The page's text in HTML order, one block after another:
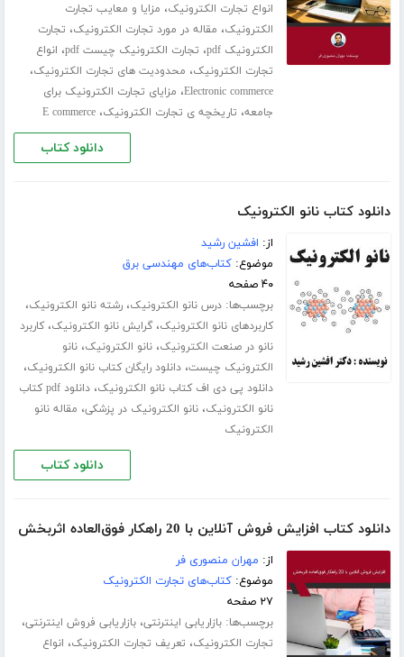
انواع تجارت الکترونیک، مزایا و معایب تجارت
الکترونیک، مقاله در مورد تجارت الکترونیک، تجارت
الکترونیک pdf
، تجارت الکترونیک چیست pdf ، انواع
تجارت الکترونیک، محدودیت های تجارت الکترونیک،
Electronic commerce، مزایای تجارت الکترونیک برای
جامعه، تاریخچه ی تجارت الکترونیک،E commerce
دانلود کتاب
دانلود کتاب نانو الکترونیک
از: افشین رشید
موضوع:کتاب‌های مهندسی برق
۴۰ صفحه
برچسب‌ها:درس نانو الکترونیک،رشته نانو الکترونیک،
کاربردهای نانو الکترونیک،گرایش نانو الکترونیک،کاربرد
نانو در صنعت الکترونیک،نانو الکترونیک،نانو
الکترونیک چیست،دانلود رایگان کتاب نانو الکترونیک،
دانلود پی دی اف کتاب نانو الکترونیک،
دانلود pdf کتاب
نانو الکترونیک،نانو الکترونیک در پزشکی، مقاله نانو
الکترونیک
دانلود کتاب
دانلود کتاب افزایش فروش آنلاین با 20 راهکار فوق‌العاده اثربخش
از: مهران منصوری فر
موضوع:کتاب‌های تجارت الکترونیک
۲۷ صفحه
برچسب‌ها:بازاریابی اینترنتی،بازاریابی فروش اینترنتی،
تجارت الکترونیک، تعریف تجارت الکترونیک، انواع